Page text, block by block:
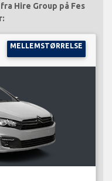
Hire Group på Fes
MELLEMSTØRRELSE